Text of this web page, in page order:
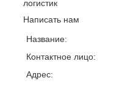
логистик
Написать нам
Название:
Контактное лицо:
Адрес: